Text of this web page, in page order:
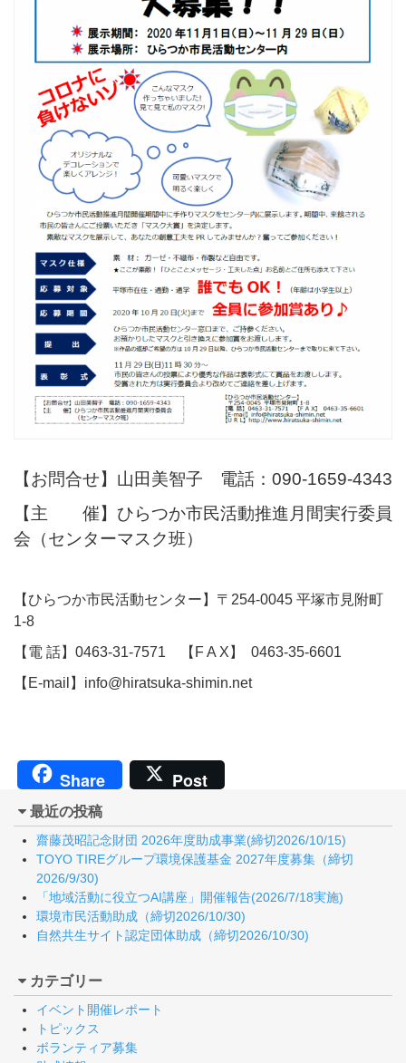
【お問合せ】山田美智子 電話：090-1659-4343
【主 催】ひらつか市民活動推進月間実行委員
会（センターマスク班）
【ひらつか市民活動センター】〒254-0045 平塚市見附町
1-8
【電 話】0463-31-7571 【F A X】 0463-35-6601
【E-mail】info@hiratsuka-shimin.net
Share Post
最近の投稿
齋藤茂昭記念財団 2026年度助成事業(締切2026/10/15)
TOYO TIREグループ環境保護基金 2027年度募集（締切
2026/9/30)
「地域活動に役立つAI講座」開催報告(2026/7/18実施)
環境市民活動助成（締切2026/10/30)
自然共生サイト認定団体助成（締切2026/10/30)
カテゴリー
イベント開催レポート
トピックス
ボランティア募集